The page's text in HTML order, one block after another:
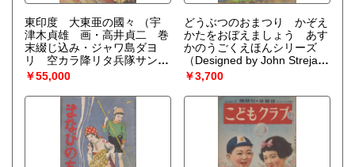
東印度 大東亜の國々
（宇
津木貞雄 画・高井貞二 巻
末綴じ込み・ジャワ島ダヨ
リ 空カラ降リタ兵隊サン
東印度ノ島メグリ ミヘール
王子ノ大蛇退治）
￥55,000
どうぶつのおまつり かぞえ
かたをおぼえましょう あす
かのうごくえほんシリーズ
（Designed by John Strejan
Illustrated by Caroll Andrus
Paper Engineering by Tor
Lokvig）
￥3,700